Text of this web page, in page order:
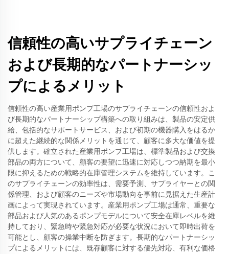
信頼性の高いサプライチェーン
および長期的なパートナーシッ
プによるメリット
信頼性の高い産業用ポンプ工場のサプライチェーンの信頼性およ
び長期的なパートナーシップ構築への取り組みは、製品の安定供
給、包括的なサポートサービス、および初期の機器購入をはるか
に超えた継続的な関係メリットを通じて、顧客に多大な価値を提
供します。確立された産業用ポンプ工場は、標準製品および交換
部品の両方について、顧客の要望に迅速に対応しつつ納期を最小
限に抑えるための戦略的在庫管理システムを維持しています。こ
のサプライチェーンの効率性は、需要予測、サプライヤーとの関
係管理、および顧客のニーズや市場動向を事前に見据えた生産計
画によって実現されています。産業用ポンプ工場は通常、重要な
部品および人気のあるポンプモデルについて安全在庫レベルを維
持しており、緊急時や緊急対応が必要な状況において即時出荷を
可能とし、顧客の操業中断を防ぎます。長期的なパートナーシッ
プによるメリットには、既存顧客に対する優先対応、有利な価格